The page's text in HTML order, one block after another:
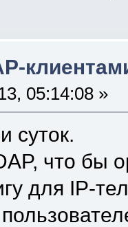
05:14:08 »
суток.
что бы
для IP-